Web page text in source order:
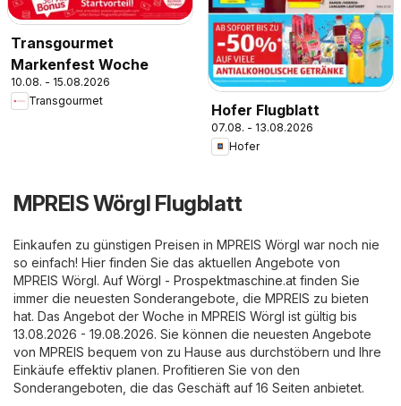
Transgourmet
Markenfest Woche
10.08. - 15.08.2026
Transgourmet
Hofer Flugblatt
07.08. - 13.08.2026
Hofer
MPREIS Wörgl Flugblatt
Einkaufen zu günstigen Preisen in MPREIS Wörgl war noch nie
so einfach! Hier finden Sie das aktuellen Angebote von
MPREIS Wörgl. Auf Wörgl - Prospektmaschine.at finden Sie
immer die neuesten Sonderangebote, die MPREIS zu bieten
hat. Das Angebot der Woche in MPREIS Wörgl ist gültig bis
13.08.2026 - 19.08.2026. Sie können die neuesten Angebote
von MPREIS bequem von zu Hause aus durchstöbern und Ihre
Einkäufe effektiv planen. Profitieren Sie von den
Sonderangeboten, die das Geschäft auf 16 Seiten anbietet.